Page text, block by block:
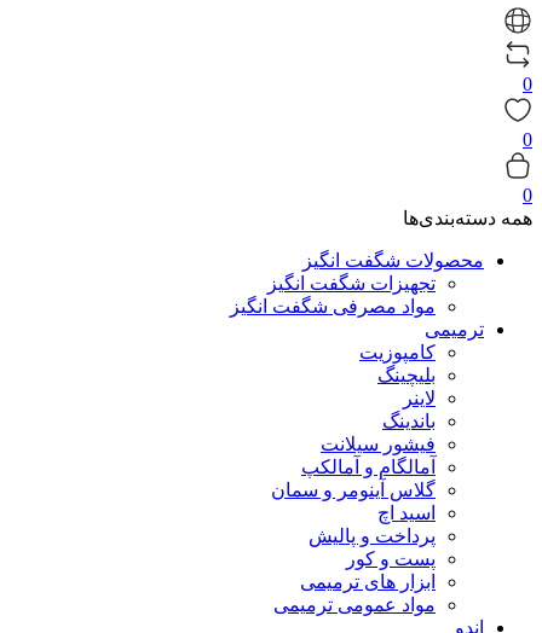
0
0
0
همه دسته‌بندی‌ها
محصولات شگفت انگیز
تجهیزات شگفت انگیز
مواد مصرفی شگفت انگیز
ترمیمی
کامپوزیت
بلیچینگ
لاینر
باندینگ
فیشور سیلانت
آمالگام و آمالکپ
گلاس آینومر و سمان
اسید اچ
پرداخت و پالیش
پست و کور
ابزار های ترمیمی
مواد عمومی ترمیمی
اندو